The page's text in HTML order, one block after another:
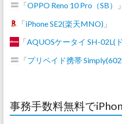
「OPPO Reno 10 Pro（SB）
」
「iPhone SE2(楽天MNO)」
「AQUOSケータイ SH-02L(
「プリペイド携帯
事務手数料無料で